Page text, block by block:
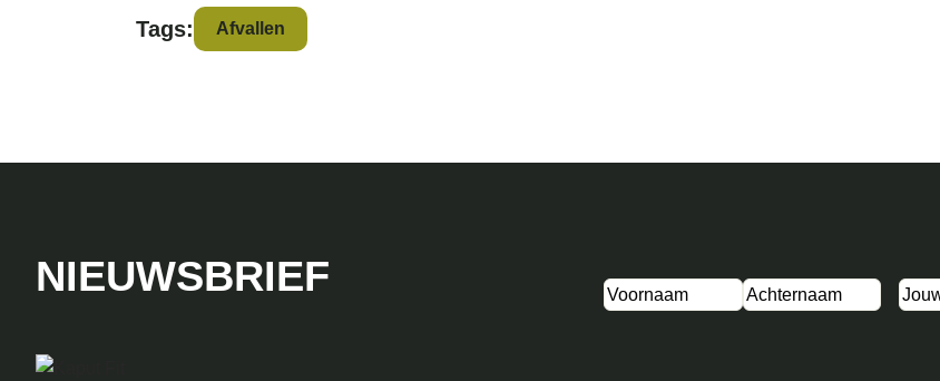
Tags: Afvallen
NIEUWSBRIEF Naam(Vereist)
E-